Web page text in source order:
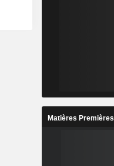
Matières Premières